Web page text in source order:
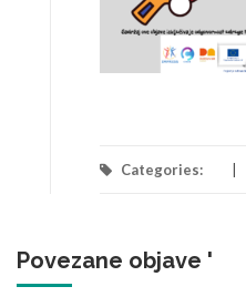
Categories:
Povezane objave '